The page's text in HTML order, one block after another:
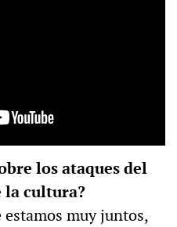
los ataques del
la cultura?
muy juntos,